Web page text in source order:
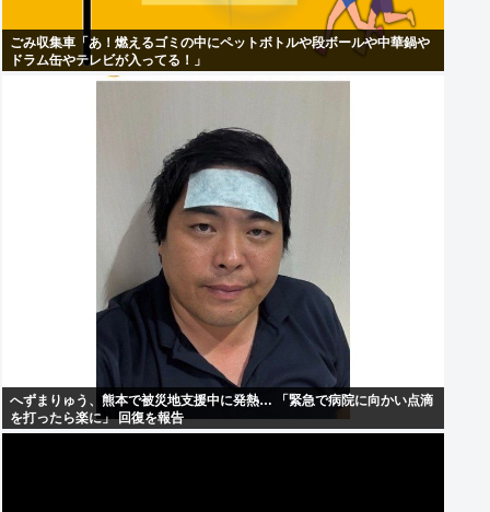
ごみ収集車「あ！燃えるゴミの中にペットボトルや段ボールや中華鍋や
ドラム缶やテレビが入ってる！」
へずまりゅう、熊本で被災地支援中に発熱… 「緊急で病院に向かい点滴
を打ったら楽に」 回復を報告